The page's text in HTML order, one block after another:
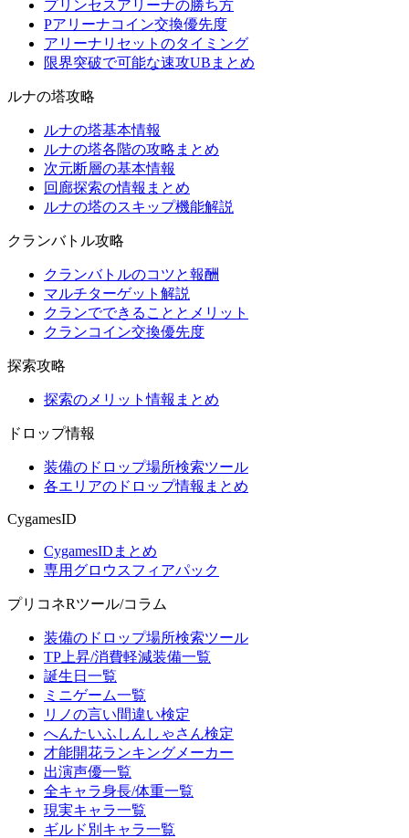
プリンセスアリーナの勝ち方
Pアリーナコイン交換優先度
アリーナリセットのタイミング
限界突破で可能な速攻UBまとめ
ルナの塔攻略
ルナの塔基本情報
ルナの塔各階の攻略まとめ
次元断層の基本情報
回廊探索の情報まとめ
ルナの塔のスキップ機能解説
クランバトル攻略
クランバトルのコツと報酬
マルチターゲット解説
クランでできることとメリット
クランコイン交換優先度
探索攻略
探索のメリット情報まとめ
ドロップ情報
装備のドロップ場所検索ツール
各エリアのドロップ情報まとめ
CygamesID
CygamesIDまとめ
専用グロウスフィアパック
プリコネRツール/コラム
装備のドロップ場所検索ツール
TP上昇/消費軽減装備一覧
誕生日一覧
ミニゲーム一覧
リノの言い間違い検定
へんたいふしんしゃさん検定
才能開花ランキングメーカー
出演声優一覧
全キャラ身長/体重一覧
現実キャラ一覧
ギルド別キャラ一覧